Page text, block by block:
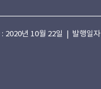
년 10월 22일 | 발행일자